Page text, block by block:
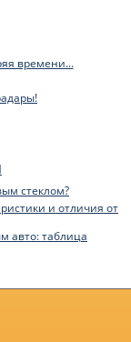
времени...
стеклом?
и отличия от
авто: таблица